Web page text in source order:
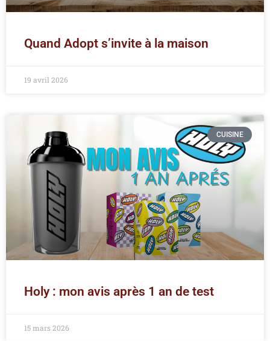
Quand Adopt s’invite à la maison
19 avril 2026
CUISINE
Holy : mon avis après 1 an de test
15 mars 2026